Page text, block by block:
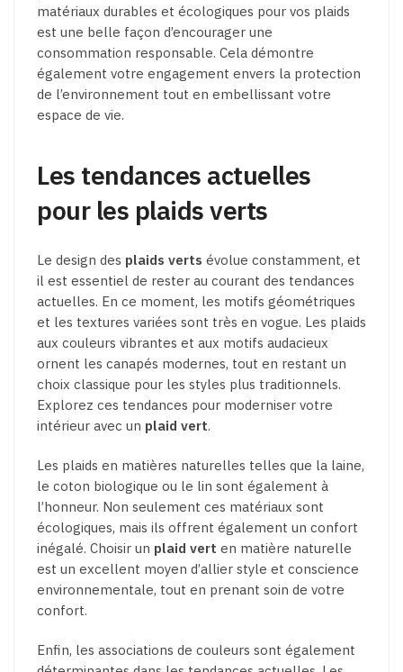
matériaux durables et écologiques pour vos plaids
est une belle façon d’encourager une
consommation responsable. Cela démontre
également votre engagement envers la protection
de l’environnement tout en embellissant votre
espace de vie.
Les tendances actuelles
pour les plaids verts
Le design des plaids verts évolue constamment, et
il est essentiel de rester au courant des tendances
actuelles. En ce moment, les motifs géométriques
et les textures variées sont très en vogue. Les plaids
aux couleurs vibrantes et aux motifs audacieux
ornent les canapés modernes, tout en restant un
choix classique pour les styles plus traditionnels.
Explorez ces tendances pour moderniser votre
intérieur avec un plaid vert.
Les plaids en matières naturelles telles que la laine,
le coton biologique ou le lin sont également à
l’honneur. Non seulement ces matériaux sont
écologiques, mais ils offrent également un confort
inégalé. Choisir un plaid vert en matière naturelle
est un excellent moyen d’allier style et conscience
environnementale, tout en prenant soin de votre
confort.
Enfin, les associations de couleurs sont également